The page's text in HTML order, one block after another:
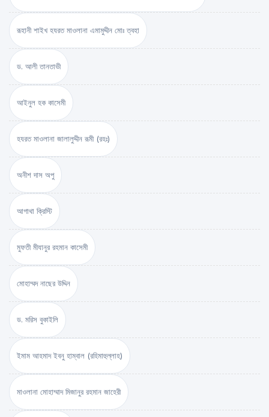
রূহানী শাইখ হযরত মাওলানা এমামুদ্দীন মোঃ ত্বহা
ড. আলী তানতাভী
আইনুল হক কাসেমী
হযরত মাওলানা জালালুদ্দীন রূমী (রহঃ)
অনীশ দাস অপু
আগাথা ক্রিস্টি
মুফতী মীযানুর রহমান কাসেমী
মোহাম্মদ নাছের উদ্দিন
ড. মরিস বুকাইলি
ইমাম আহমাদ ইবনু হাম্বাল (রহিমাহুল্লাহ)
মাওলানা মোহাম্মাদ মিজানুর রহমান জাহেরী